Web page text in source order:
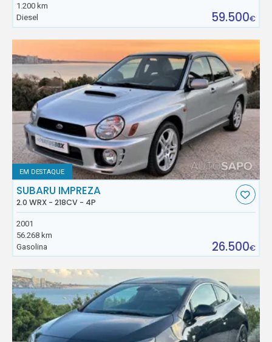
1.200 km
Diesel
59.500€
EM DESTAQUE
SUBARU IMPREZA
2.0 WRX - 218CV - 4P
2001
56.268 km
Gasolina
26.500€